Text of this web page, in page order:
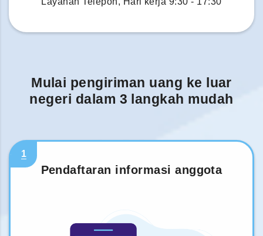
Mulai pengiriman uang ke luar
negeri dalam 3 langkah mudah
1
Pendaftaran informasi anggota